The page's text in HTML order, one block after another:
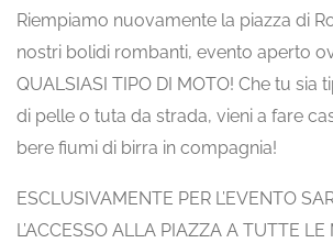
Riempiamo nuovamente la piazza di
nostri bolidi rombanti, evento aperto
QUALSIASI TIPO DI MOTO! Che tu sia
di pelle o tuta da strada, vieni a fare
bere fiumi di birra in compagnia!
ESCLUSIVAMENTE PER L’EVENTO
L’ACCESSO ALLA PIAZZA A TUTTE